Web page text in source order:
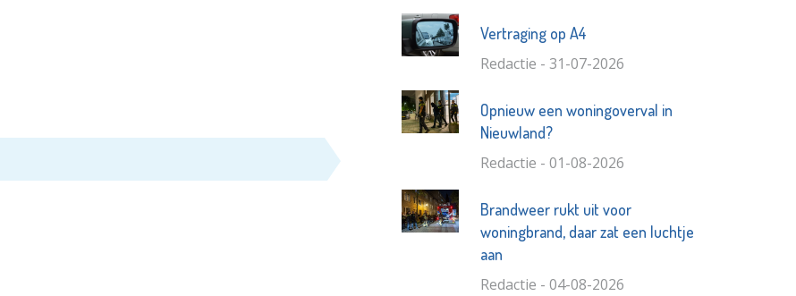
Vertraging op A4
Redactie - 31-07-2026
Opnieuw een woningoverval in
Nieuwland?
Redactie - 01-08-2026
Brandweer rukt uit voor
woningbrand, daar zat een luchtje
aan
Redactie - 04-08-2026